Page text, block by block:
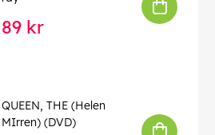
89 kr
QUEEN, THE (Helen
MIrren) (DVD)